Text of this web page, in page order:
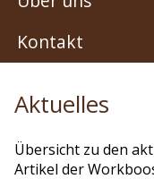
Kontakt
Aktuelles
Übersicht zu den
Artikel der